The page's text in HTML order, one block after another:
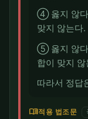
④ 옳지 않다
맞지 않는다.
⑤ 옳지 않다
합이 맞지 않
따라서 정
menu_book적용 법조문